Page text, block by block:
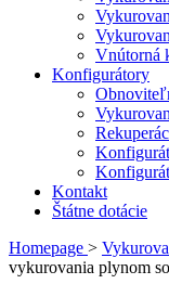
Vnútorná
Konfigurátory
Kontakt
Štátne dotácie
Homepage >
vykurovania plynom